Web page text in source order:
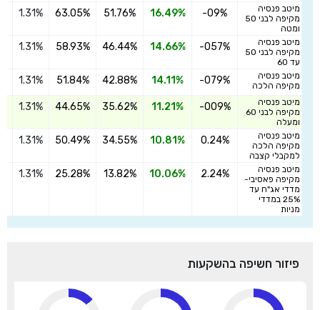
מיטב פנסיה
מקיפה לבני 50
ומטה
-09%
16.49%
51.76%
63.05%
1.31%
מיטב פנסיה
מקיפה לבני 50
עד 60
-057%
14.66%
46.44%
58.93%
1.31%
מיטב פנסיה
מקיפה הלכה
-079%
14.11%
42.88%
51.84%
1.31%
מיטב פנסיה
מקיפה לבני 60
ומעלה
-009%
11.21%
35.62%
44.65%
1.31%
מיטב פנסיה
מקיפה הלכה
למקבלי קצבה
0.24%
10.81%
34.55%
50.49%
1.31%
מיטב פנסיה
מקיפה פאסיבי-
מדדי אג"ח עד
25% במדדי
מניות
2.24%
10.06%
13.82%
25.28%
1.31%
פיזור חשיפה בהשקעות